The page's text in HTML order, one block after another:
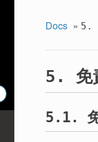
Docs » 5.
5. 免
5.1.